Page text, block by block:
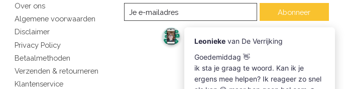
Over ons
Algemene voorwaarden
Disclaimer
Privacy Policy
Betaalmethoden
Verzenden & retourneren
Klantenservice
Abonneer